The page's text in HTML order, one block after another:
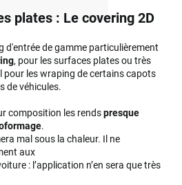
plates : Le covering 2D
d'entrée de gamme particulièrement
, pour les surfaces plates ou très
pour les wraping de certains capots
de véhicules.
composition les rendspresque
.
mal sous la chaleur. Il ne
aux
: l’application n’en sera que très